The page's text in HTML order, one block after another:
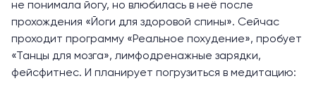
не понимала йогу, но влюбилась в неё после
прохождения «Йоги для здоровой спины». Сейчас
проходит программу «Реальное похудение», пробует
«Танцы для мозга», лимфодренажные зарядки,
фейсфитнес. И планирует погрузиться в медитацию: